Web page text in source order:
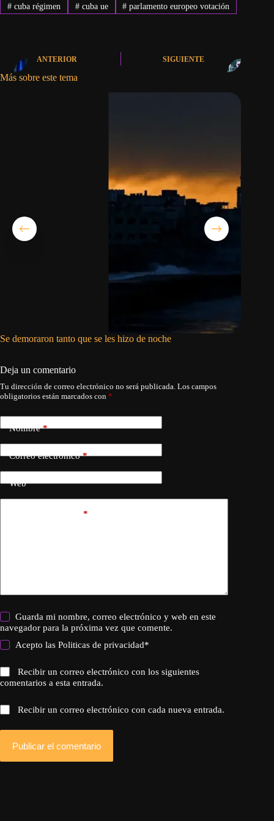
#cuba régimen #cuba ue # parlamento europeo votación
ANTERIOR SIGUIENTE
Más sobre este tema
Se demoraron tanto que se les hizo de noche
Deja un comentario
Tu dirección de correo electrónico no será publicada. Los campos
obligatorios están marcados con *
Nombre*
Correo electrónico*
Web
*
Guarda mi nombre, correo electrónico y web en este
navegador para la próxima vez que comente.
Acepto lasPoliticas de privacidad*
Recibir un correo electrónico con los siguientes
comentarios a esta entrada.
Recibir un correo electrónico con cada nueva entrada.
Publicar el comentario